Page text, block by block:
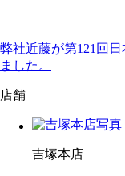
弊社近藤が第121回
ました。
店舗
吉塚本店